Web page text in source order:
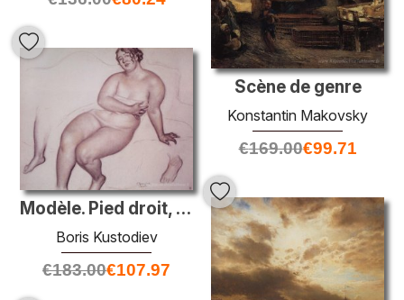
Scène de genre
Konstantin Makovsky
€169.00€99.71
Modèle. Pied droit, pied gauche
Boris Kustodiev
€183.00€107.97